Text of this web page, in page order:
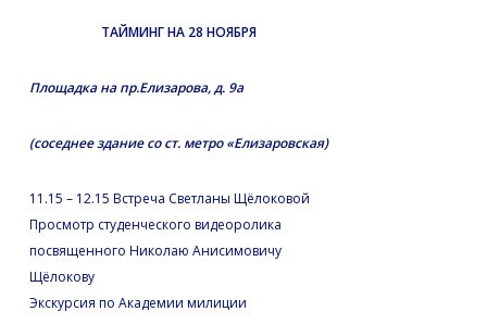
ТАЙМИНГ НА 28 НОЯБРЯ
Площадка на пр.Елизарова, д. 9а
(соседнее здание со ст. метро «Елизаровская)
11.15 – 12.15 Встреча Светланы Щёлоковой
Просмотр студенческого видеоролика
посвященного Николаю Анисимовичу
Щёлокову
Экскурсия по Академии милиции